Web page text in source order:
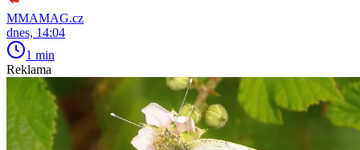
MMAMAG.cz
dnes, 14:04
1 min
Reklama